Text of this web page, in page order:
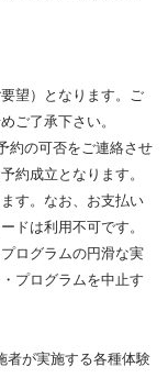
望）となります。ご
ご了承下さい。
約の可否をご連絡させ
約成立となります。
す。なお、お支払い
ドは利用不可です。
ログラムの円滑な実
プログラムを中止す
者が実施する各種体験